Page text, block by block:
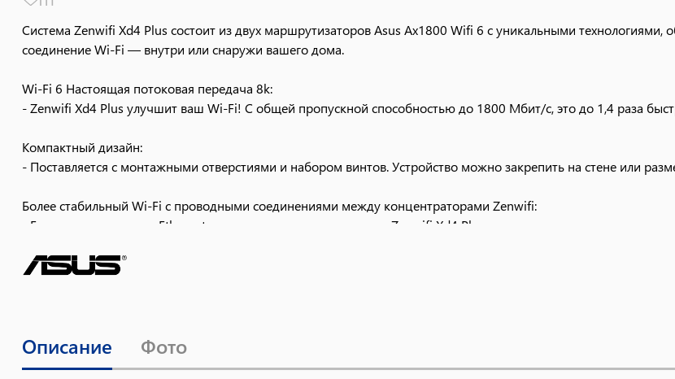
Система Zenwifi Xd4 Plus состоит из двух маршрутизаторов Asus Ax1800 Wifi 6 с уникальными
соединение Wi-Fi — внутри или снаружи вашего дома.
Wi-Fi 6 Настоящая потоковая передача 8k:
- Zenwifi Xd4 Plus улучшит ваш Wi-Fi! С общей пропускной способностью до 1800 Мбит/с, это до 1,4 раза
Компактный дизайн:
- Поставляется с монтажными отверстиями и набором винтов. Устройство можно закрепить на стене или
Более стабильный Wi-Fi с проводными соединениями между концентраторами Zenwifi:
- Если у вас есть порты Ethernet в стенах, вы можете настроить Zenwifi Xd4 Plus на использование
Описание Фото